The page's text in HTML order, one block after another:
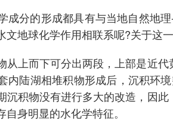
成分的形成都具有与当地自然地
地球化学作用相联系呢?关于这
从上而下可分出两段，上部是近
内陆湖相堆积物形成后，沉积环
沉积物没有进行多大的改造，因
身明显的水化学特征。